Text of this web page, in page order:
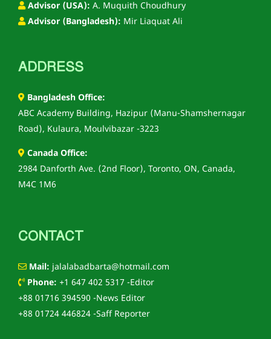
Advisor (USA): A. Muquith Choudhury
Advisor (Bangladesh): Mir Liaquat Ali
ADDRESS
Bangladesh Office:
ABC Academy Building, Hazipur (Manu-Shamshernagar
Road), Kulaura, Moulvibazar -3223
Canada Office:
2984 Danforth Ave. (2nd Floor), Toronto, ON, Canada,
M4C 1M6
CONTACT
Mail: jalalabadbarta@hotmail.com
Phone: +1 647 402 5317 -Editor
+88 01716 394590 -News Editor
+88 01724 446824 -Saff Reporter